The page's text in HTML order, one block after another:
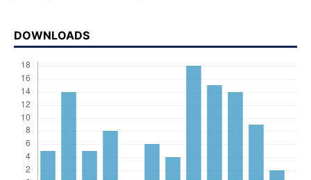
DOWNLOADS